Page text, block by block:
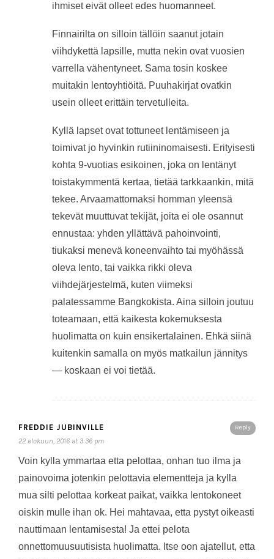
ihmiset eivät olleet edes huomanneet.
Finnairilta on silloin tällöin saanut jotain
viihdykettä lapsille, mutta nekin ovat vuosien
varrella vähentyneet. Sama tosin koskee
muitakin lentoyhtiöitä. Puuhakirjat ovatkin
usein olleet erittäin tervetulleita.
Kyllä lapset ovat tottuneet lentämiseen ja
toimivat jo hyvinkin rutiininomaisesti. Erityisesti
kohta 9-vuotias esikoinen, joka on lentänyt
toistakymmentä kertaa, tietää tarkkaankin, mitä
tekee. Arvaamattomaksi homman yleensä
tekevät muuttuvat tekijät, joita ei ole osannut
ennustaa: yhden yllättävä pahoinvointi,
tiukaksi menevä koneenvaihto tai myöhässä
oleva lento, tai vaikka rikki oleva
viihdejärjestelmä, kuten viimeksi
palatessamme Bangkokista. Aina silloin joutuu
toteamaan, että kaikesta kokemuksesta
huolimatta on kuin ensikertalainen. Ehkä siinä
kuitenkin samalla on myös matkailun jännitys
— koskaan ei voi tietää.
Reply
FREDDIE JUBINVILLE
22 elokuun, 2016 at 3:36 pm
Voin kylla ymmartaa etta pelottaa, onhan tuo ilma ja
painovoima jotenkin pelottavia elementteja ja kylla
mua silti pelottaa korkeat paikat, vaikka lentokoneet
oiskin mulle ihan ok. Hei mahtavaa, etta pystyt oikeasti
nauttimaan lentamisesta! Ja ettei pelota
onnettomuusuutisista huolimatta. Itse oon ajatellut, etta